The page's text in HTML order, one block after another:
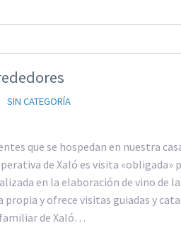
SIN CATEGORÍA
que se hospedan en nuestra
de Xaló es visita
en la elaboración de vino de
propia y ofrece visitas guiadas y
familiar de Xaló…